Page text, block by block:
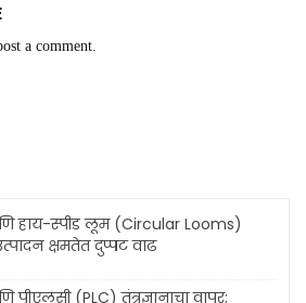
a comment.
हाय-स्पीड लूम (Circular Looms)
क्षमतेत दुप्पट वाढ
(PLC) तंत्रज्ञानाचा वापर;